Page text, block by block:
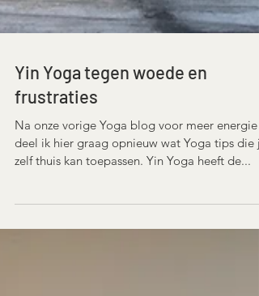
Yin Yoga tegen woede en
frustraties
Na onze vorige Yoga blog voor meer energie